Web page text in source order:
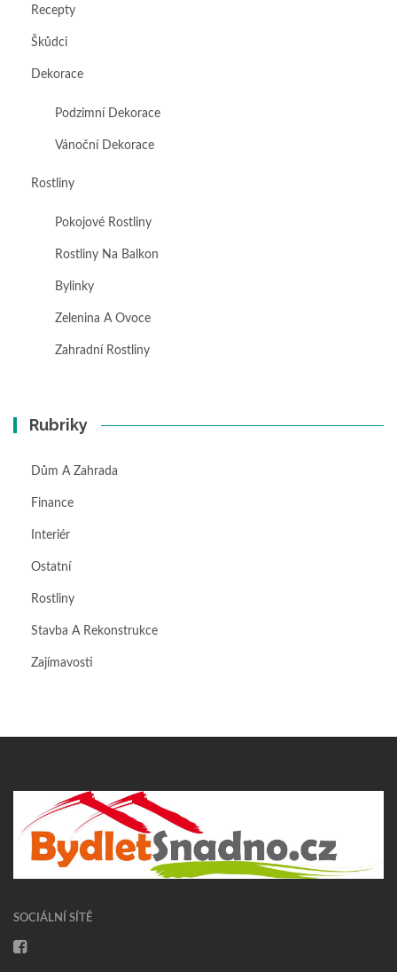
Recepty
Škůdci
Dekorace
Podzimní Dekorace
Vánoční Dekorace
Rostliny
Pokojové Rostliny
Rostliny Na Balkon
Bylinky
Zelenina A Ovoce
Zahradní Rostliny
Rubriky
Dům A Zahrada
Finance
Interiér
Ostatní
Rostliny
Stavba A Rekonstrukce
Zajímavosti
SOCIÁLNÍ SÍTĚ